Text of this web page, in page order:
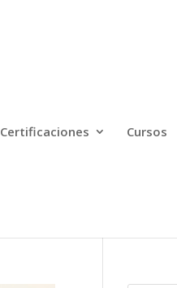
Certificaciones Cursos